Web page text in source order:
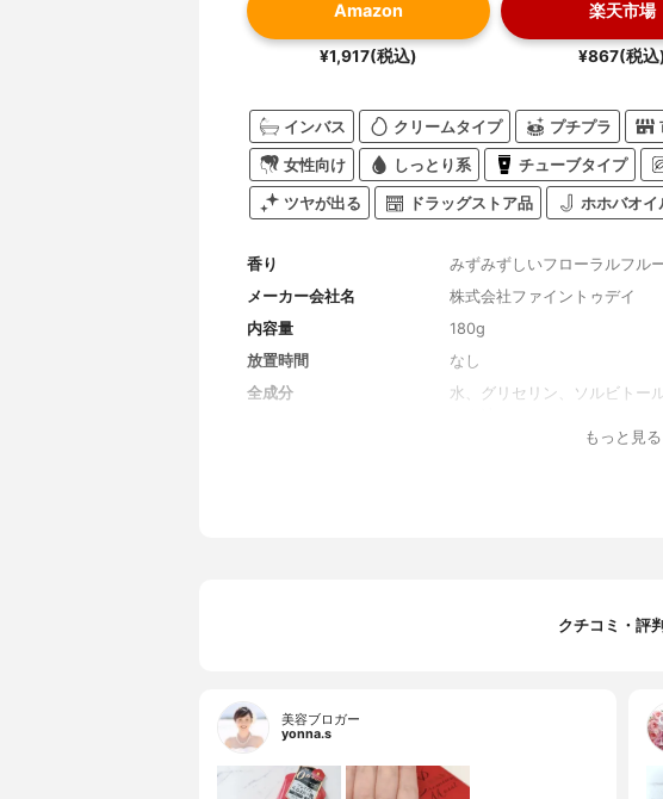
Amazon
¥1,917(税込)
楽天市場
¥867(税込
インバス クリームタイプ プチプラ
女性向け しっとり系 チューブタイプ
ツヤが出る ドラッグストア品 ホホバオイ
香り
みずみずしいフローラルフル
メーカー会社名
株式会社ファイントゥデイ
内容量
180g
放置時間
なし
全成分
水、グリセリン、ソルビトー
ミノプロピルジメチコン、ヒ
Ｎａ、スクワラン、ローヤ
もっと見る
クチコミ・評
美容ブロガー
yonna.s